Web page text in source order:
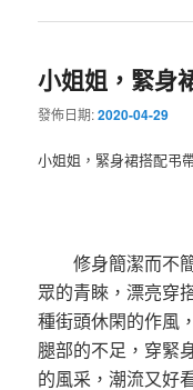
小姐姐，緊身
發佈日期:2020-04-29
小姐姐，緊身裙搭配弔
修身簡潔而不
眾的青睞，漂亮穿
種街頭休閑的作風
腿部的不足，穿緊
的風采，潮流又好